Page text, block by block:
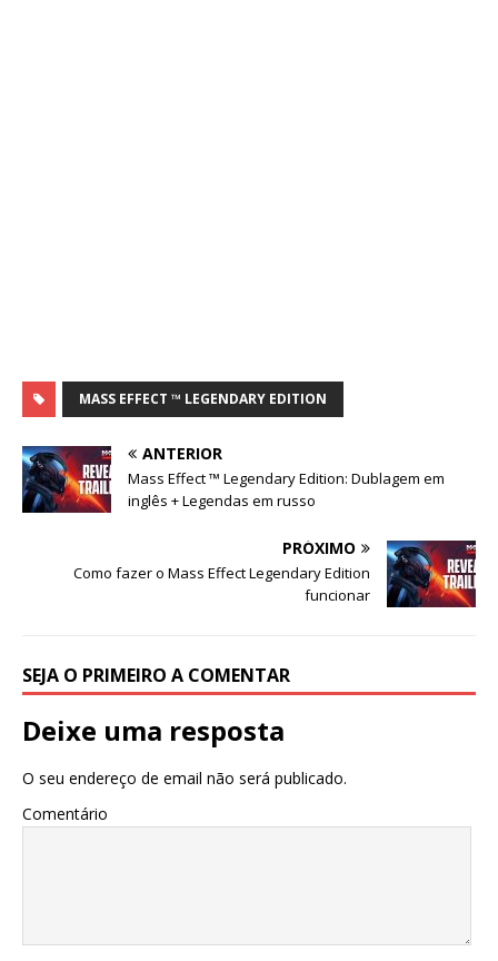
MASS EFFECT ™ LEGENDARY EDITION
ANTERIOR
Mass Effect ™ Legendary Edition: Dublagem em
inglês + Legendas em russo
PRÓXIMO
Como fazer o Mass Effect Legendary Edition
funcionar
SEJA O PRIMEIRO A COMENTAR
Deixe uma resposta
O seu endereço de email não será publicado.
Comentário